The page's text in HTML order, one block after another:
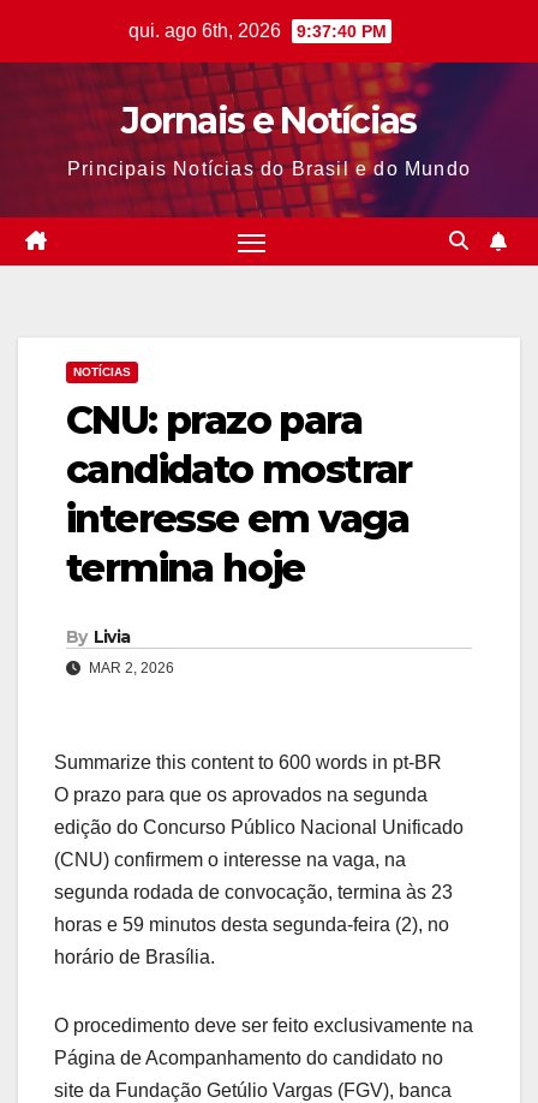
qui. ago 6th, 2026 9:37:41 PM
Jornais e Notícias
Principais Notícias do Brasil e do Mundo
NOTÍCIAS
CNU: prazo para
candidato mostrar
interesse em vaga
termina hoje
By Livia
MAR 2, 2026
Summarize this content to 600 words in pt-BR
O prazo para que os aprovados na segunda
edição do Concurso Público Nacional Unificado
(CNU) confirmem o interesse na vaga, na
segunda rodada de convocação, termina às 23
horas e 59 minutos desta segunda-feira (2), no
horário de Brasília.
O procedimento deve ser feito exclusivamente na
Página de Acompanhamento do candidato no
site da Fundação Getúlio Vargas (FGV), banca